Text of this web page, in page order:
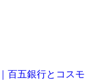
百五銀行とコスモ